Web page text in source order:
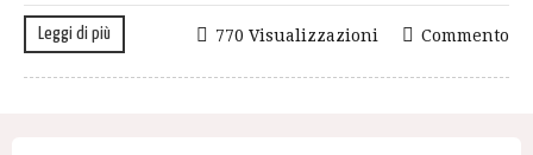
Leggi di più Commento
770 Visualizzazioni